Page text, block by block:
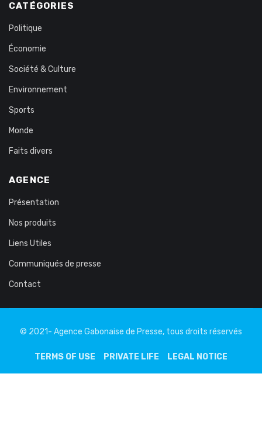
CATÉGORIES
Politique
Économie
Société & Culture
Environnement
Sports
Monde
Faits divers
AGENCE
Présentation
Nos produits
Liens Utiles
Communiqués de presse
Contact
© 2021- Agence Gabonaise de Presse, tous droits réservés
TERMS OF USE PRIVATE LIFE LEGAL NOTICE